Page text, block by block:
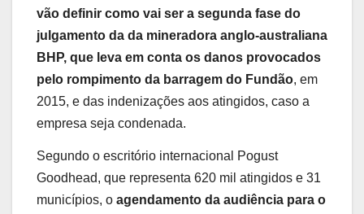
vão definir como vai ser a segunda fase do
julgamento da da mineradora anglo-australiana
BHP, que leva em conta os danos provocados
pelo rompimento da barragem do Fundão, em
2015, e das indenizações aos atingidos, caso a
empresa seja condenada.
Segundo o escritório internacional Pogust
Goodhead, que representa 620 mil atingidos e 31
municípios, o agendamento da audiência para o